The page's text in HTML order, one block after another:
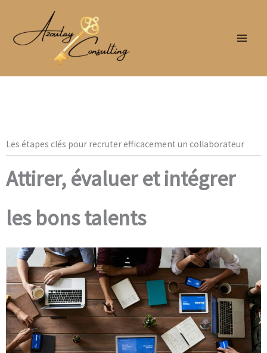
contenu
Les étapes clés pour recruter efficacement un collaborateur
Attirer, évaluer et intégrer
les bons talents